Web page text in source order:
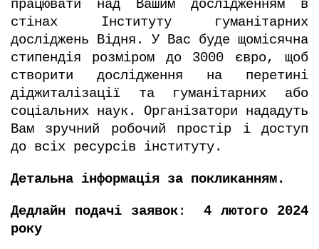
працювати над Вашим дослідженням в
стінах Інституту гуманітарних
досліджень Відня. У Вас буде щомісячна
стипендія розміром до 3000 євро, щоб
створити дослідження на перетині
діджиталізації та гуманітарних або
соціальних наук. Організатори нададуть
Вам зручний робочий простір і доступ
до всіх ресурсів інституту.
Детальна інформація за покликанням.
Дедлайн подачі заявок:
4 лютого 2024
року